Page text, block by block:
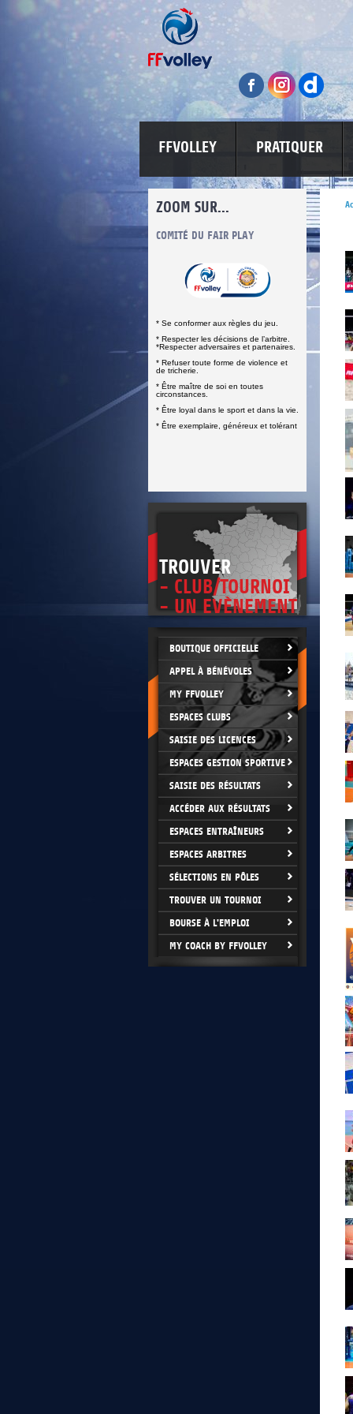
FFVOLLEY PRATIQUER
ZOOM SUR...
* Être loyal dans le sport et dans la vie.
LUTTE CONTRE LES VIOLENCES MA PETITE
TROUVER
- CLUB/TOURNOI
- UN EVÈNEMENT
BOUTIQUE OFFICIELLE
APPEL À BÉNÉVOLES
MY FFVOLLEY
ESPACES CLUBS
SAISIE DES LICENCES
ESPACES GESTION SPORTIVE
SAISIE DES RÉSULTATS
ACCÉDER AUX RÉSULTATS
ESPACES ENTRAÎNEURS
ESPACES ARBITRES
SÉLECTIONS EN PÔLES
TROUVER UN TOURNOI
BOURSE À L'EMPLOI
MY COACH BY FFVOLLEY